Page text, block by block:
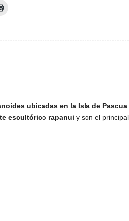
ubicadas en la Isla de Pascua
escultórico rapanui y son el principal